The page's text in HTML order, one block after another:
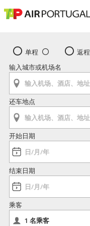
单程
返程
输入城市或机场名
还车地点
开始日期
结束日期
乘客